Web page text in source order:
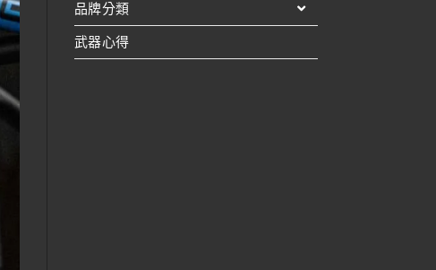
品牌分類
武器心得